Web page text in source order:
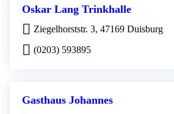
Oskar Lang Trinkhalle
Ziegelhorststr. 3, 47169 Duisburg
(0203) 593895
Gasthaus Johannes